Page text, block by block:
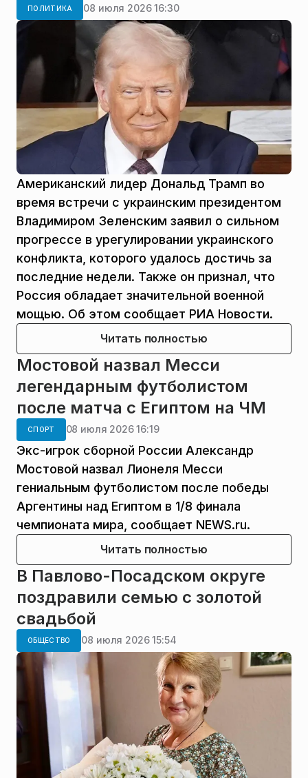
ПОЛИТИКА 08 июля 2026 16:30
Американский лидер Дональд Трамп во
время встречи с украинским президентом
Владимиром Зеленским заявил о сильном
прогрессе в урегулировании украинского
конфликта, которого удалось достичь за
последние недели. Также он признал, что
Россия обладает значительной военной
мощью. Об этом сообщает РИА Новости.
Читать полностью
Мостовой назвал Месси
легендарным футболистом
после матча с Египтом на ЧМ
СПОРТ 08 июля 2026 16:19
Экс-игрок сборной России Александр
Мостовой назвал Лионеля Месси
гениальным футболистом после победы
Аргентины над Египтом в 1/8 финала
чемпионата мира, сообщает NEWS.ru.
Читать полностью
В Павлово-Посадском округе
поздравили семью с золотой
свадьбой
ОБЩЕСТВО 08 июля 2026 15:54